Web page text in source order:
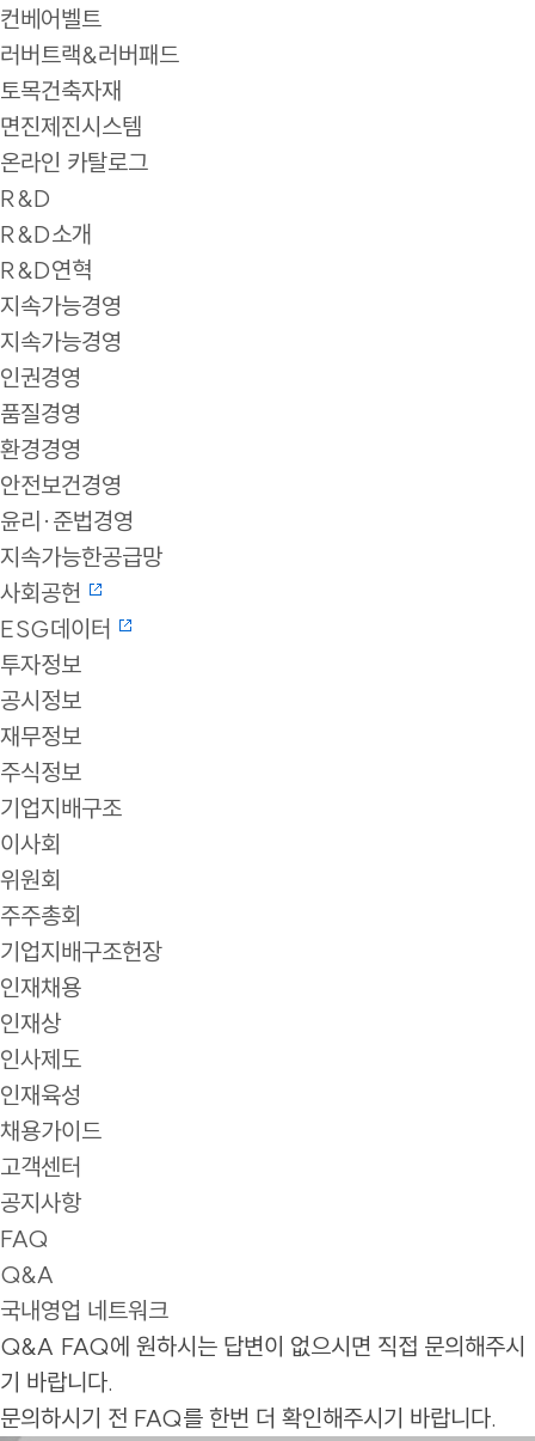
컨베어벨트
러버트랙&러버패드
토목건축자재
면진제진시스템
온라인 카탈로그
R&D
R&D소개
R&D연혁
지속가능경영
지속가능경영
인권경영
품질경영
환경경영
안전보건경영
윤리·준법경영
지속가능한공급망
사회공헌
ESG데이터
투자정보
공시정보
재무정보
주식정보
기업지배구조
이사회
위원회
주주총회
기업지배구조헌장
인재채용
인재상
인사제도
인재육성
채용가이드
고객센터
공지사항
FAQ
Q&A
국내영업 네트워크
Q&A FAQ에 원하시는 답변이 없으시면 직접 문의해주시
기 바랍니다.
문의하시기 전 FAQ를 한번 더 확인해주시기 바랍니다.